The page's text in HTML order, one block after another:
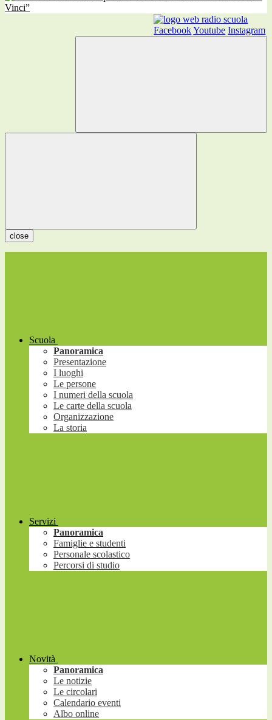
FacebookYoutube Instagram
close
Scuola
Panoramica
Presentazione
I luoghi
Le persone
I numeri della scuola
Le carte della scuola
Organizzazione
La storia
Servizi
Panoramica
Famiglie e studenti
Personale scolastico
Percorsi di studio
Novità
Panoramica
Le notizie
Le circolari
Calendario eventi
Albo online